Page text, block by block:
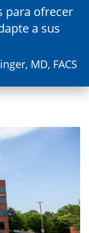
para ofrecer
a sus
MD, FACS